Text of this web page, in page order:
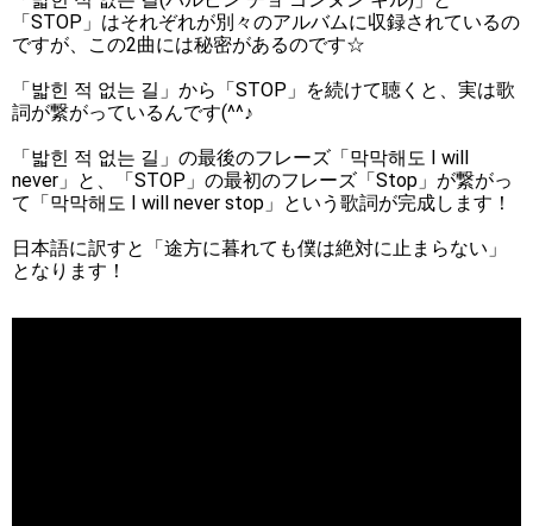
「STOP」はそれぞれが別々のアルバムに収録されているの
ですが、この2曲には秘密があるのです☆
「밟힌 적 없는 길」から「STOP」を続けて聴くと、実は歌
詞が繋がっているんです(^^♪
「밟힌 적 없는 길」の最後のフレーズ「막막해도 I will
never」と、「STOP」の最初のフレーズ「Stop」が繋がっ
て「막막해도 I will never stop」という歌詞が完成します！
日本語に訳すと「途方に暮れても僕は絶対に止まらない」
となります！